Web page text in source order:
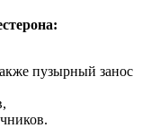
пузырный занос